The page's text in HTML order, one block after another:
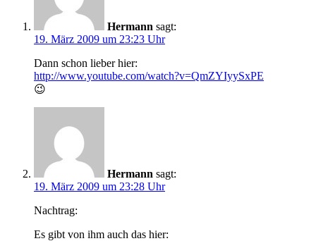
Hermann sagt:
19. März 2009 um 23:23 Uhr
Dann schon lieber hier:
http://www.youtube.com/watch?v=QmZYIyySxPE
😉
Hermann sagt:
19. März 2009 um 23:28 Uhr
Nachtrag:
Es gibt von ihm auch das hier: